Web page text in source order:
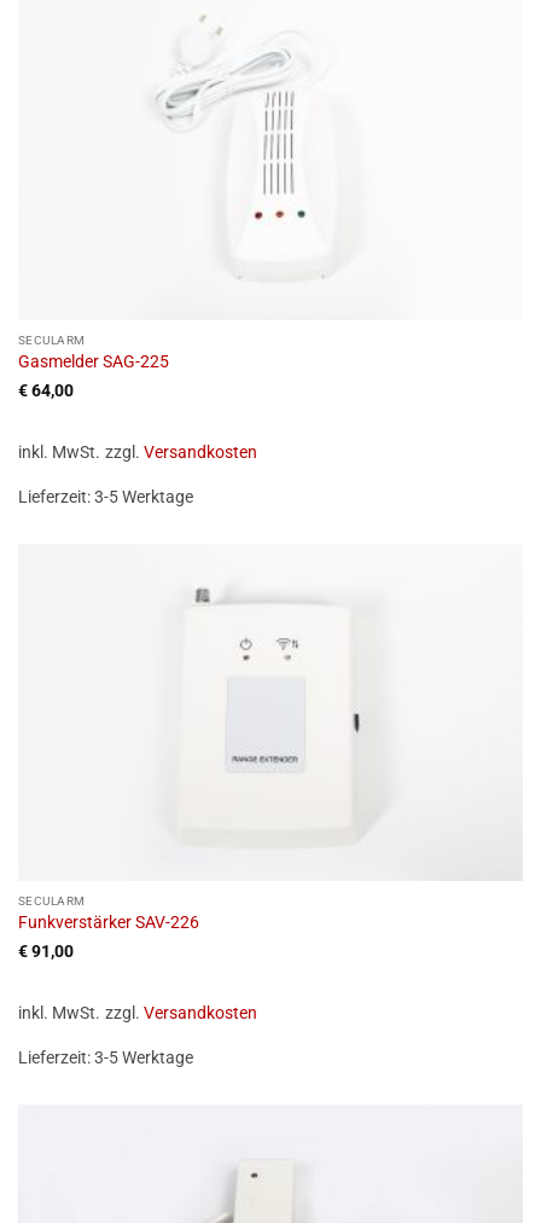
SECULARM
Gasmelder SAG-225
€64,00
inkl. MwSt. zzgl. Versandkosten
Lieferzeit:3-5 Werktage
SECULARM
Funkverstärker SAV-226
€91,00
inkl. MwSt. zzgl. Versandkosten
Lieferzeit:3-5 Werktage